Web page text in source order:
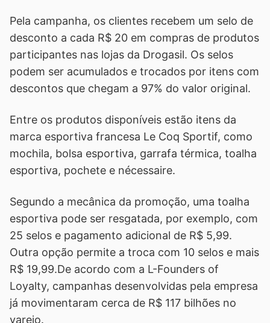
Pela campanha, os clientes recebem um selo de
desconto a cada R$ 20 em compras de produtos
participantes nas lojas da Drogasil. Os selos
podem ser acumulados e trocados por itens com
descontos que chegam a 97% do valor original.
Entre os produtos disponíveis estão itens da
marca esportiva francesa Le Coq Sportif, como
mochila, bolsa esportiva, garrafa térmica, toalha
esportiva, pochete e nécessaire.
Segundo a mecânica da promoção, uma toalha
esportiva pode ser resgatada, por exemplo, com
25 selos e pagamento adicional de R$ 5,99.
Outra opção permite a troca com 10 selos e mais
R$ 19,99.De acordo com a L-Founders of
Loyalty, campanhas desenvolvidas pela empresa
já movimentaram cerca de R$ 117 bilhões no
varejo.